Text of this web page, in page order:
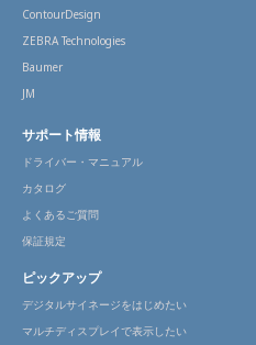
ContourDesign
ZEBRA Technologies
Baumer
JM
サポート情報
ドライバー・マニュアル
カタログ
よくあるご質問
保証規定
ピックアップ
デジタルサイネージをはじめたい
マルチディスプレイで表示したい